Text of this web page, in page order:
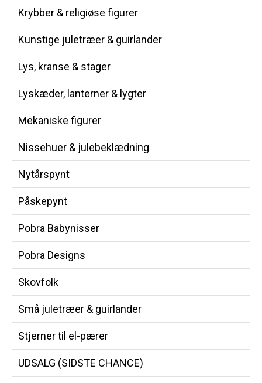
Krybber & religiøse figurer
Kunstige juletræer & guirlander
Lys, kranse & stager
Lyskæder, lanterner & lygter
Mekaniske figurer
Nissehuer & julebeklædning
Nytårspynt
Påskepynt
Pobra Babynisser
Pobra Designs
Skovfolk
Små juletræer & guirlander
Stjerner til el-pærer
UDSALG (SIDSTE CHANCE)